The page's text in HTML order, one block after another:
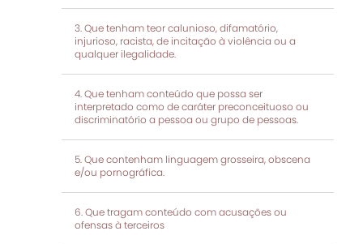
Que tenham teor calunioso, difamatório,
injurioso, racista, de incitação à violência ou a
qualquer ilegalidade.
Que tenham conteúdo que possa ser
interpretado como de caráter preconceituoso ou
discriminatório a pessoa ou grupo de pessoas.
Que contenham linguagem grosseira, obscena
e/ou pornográfica.
Que tragam conteúdo com acusações ou
ofensas à terceiros